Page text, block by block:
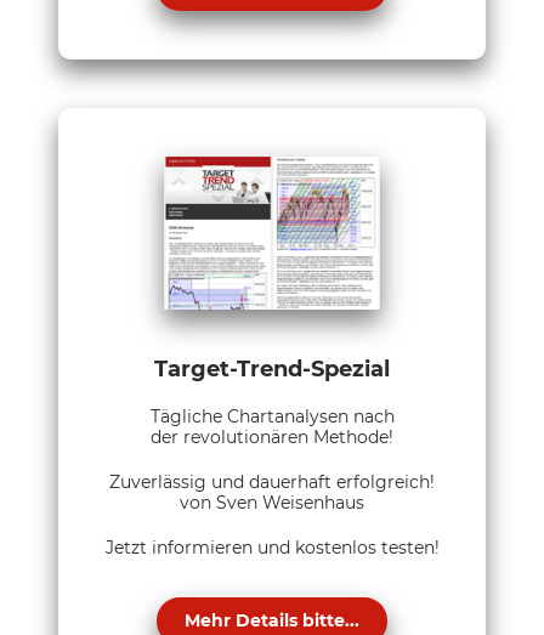
Target-Trend-Spezial
Tägliche Chartanalysen nach
der revolutionären Methode!
Zuverlässig und dauerhaft erfolgreich!
von Sven Weisenhaus
Jetzt informieren und kostenlos testen!
Mehr Details bitte...